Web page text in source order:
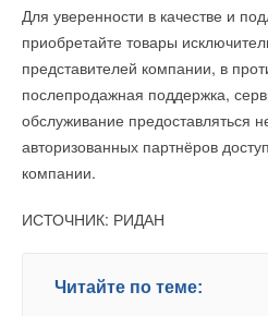
Для уверенности в качестве и
приобретайте товары
представителей компании, в
послепродажная поддержка,
обслуживание предоставляться
авторизованных партнёров
компании.
ИСТОЧНИК: РИДАН
Читайте по теме:
энергетического перехода.
ИСТОЧНИК: RENEN
Читайте по теме:
НОВОСТИ СОК 7 АВГУСТА 2026
→
Тепловые насосы в связке с
на электросеть неоднократно
156 млн кВт. Одновременно с